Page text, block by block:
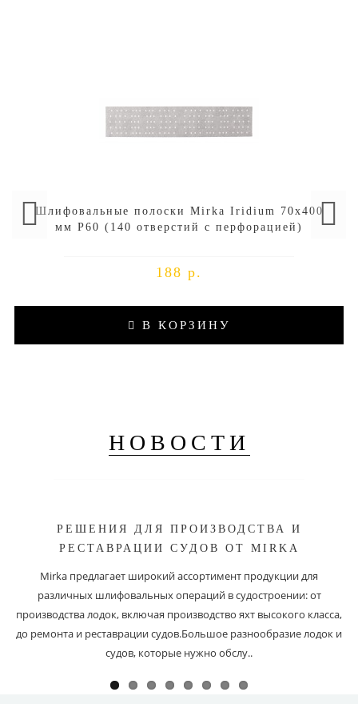
Шлифовальные полоски Mirka Iridium 70х400
мм P60 (140 отверстий с перфорацией)
188 р.
В КОРЗИНУ
НОВОСТИ
РЕШЕНИЯ ДЛЯ ПРОИЗВОДСТВА И
РЕСТАВРАЦИИ СУДОВ ОТ MIRKA
Mirka предлагает широкий ассортимент продукции для
различных шлифовальных операций в судостроении: от
производства лодок, включая производство яхт высокого класса,
до ремонта и реставрации судов.Большое разнообразие лодок и
судов, которые нужно обслу..